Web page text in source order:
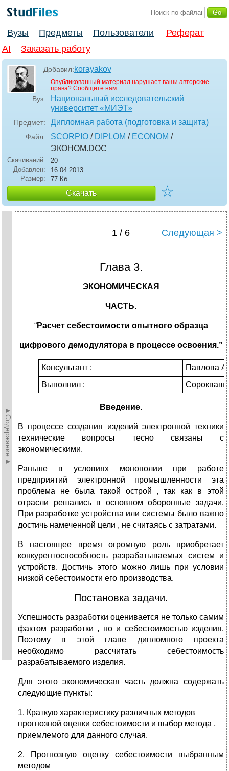
Вузы Предметы Пользователи
Реферат
AI
Заказать работу
Добавил:korayakov
Опубликованный материал нарушает ваши авторские
права? Сообщите нам.
Вуз:
Национальный исследовательский
университет «МИЭТ»
Предмет: Дипломная работа (подготовка и защита)
Файл: SCORPIO / DIPLOM / ECONOM /
ЭКОНОМ.DOC
Скачиваний:
20
Добавлен:
16.04.2013
Размер:
77 Кб
Скачать ☆
►Содержание►
1 / 6 Следующая >
Глава 3.
ЭКОНОМИЧЕСКАЯ
ЧАСТЬ.
“Расчет себестоимости опытного образца
цифрового демодулятора в процессе освоения.”
Консультант :
Павлова
Выполнил :
Введение.
В процессе создания изделий электронной техники
технические вопросы тесно связаны с
экономическими.
Раньше в условиях монополии при работе
предприятий электронной промышленности эта
проблема не была такой острой , так как в этой
отрасли решались в основном оборонные задачи.
При разработке устройства или системы было важно
достичь намеченной цели , не считаясь с затратами.
В настоящее время огромную роль приобретает
конкурентоспособность разрабатываемых систем и
устройств. Достичь этого можно лишь при условии
низкой себестоимости его производства.
Постановка задачи.
Успешность разработки оценивается не только самим
фактом разработки , но и себестоимостью изделия.
Поэтому в этой главе дипломного проекта
необходимо рассчитать себестоимость
разрабатываемого изделия.
Для этого экономическая часть должна содержать
следующие пункты:
1. Краткую характеристику различных методов
прогнозной оценки себестоимости и выбор метода ,
приемлемого для данного случая.
2. Прогнозную оценку себестоимости выбранным
методом